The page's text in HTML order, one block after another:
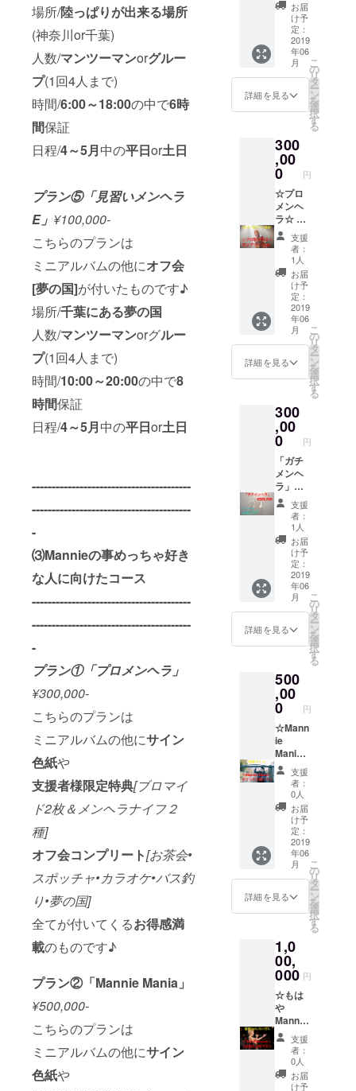
場所/陸っぱりが出来る場所
(神奈川or千葉)
人数/マンツーマンorグルー
プ(1回4人まで)
時間/6:00～18:00の中で6時
間保証
日程/4～5月中の平日or土日
プラン⑤「見習いメンヘラ
E」 ¥100,000-
こちらのプランは
ミニアルバムの他にオフ会
[夢の国]が付いたものです♪
場所/千葉にある夢の国
人数/マンツーマンorグルー
プ(1回4人まで)
時間/10:00～20:00の中で8
時間保証
日程/4～5月中の平日or土日
----------------------------------------
----------------------------------------
-
⑶Mannieの事めっちゃ好き
な人に向けたコース
----------------------------------------
----------------------------------------
-
プラン①「プロメンヘラ 」
¥300,000-
こちらのプランは
ミニアルバムの他にサイン
色紙や
支援者様限定特典[ブロマイ
ド2枚＆メンヘラナイフ２
種]
オフ会コンプリート[お茶会•
スポッチャ•カラオケ•バス釣
り•夢の国]
全てが付いてくるお得感満
載のものです♪
プラン②「Mannie Mania」
¥500,000-
こちらのプランは
ミニアルバムの他にサイン
色紙や
・マフ
ラータ
オル・
トート
バッグ
・ラ
バーバ
ンド・
コッ
シュ
バッグ
・パー
カー・T
シャツ
[サイズ
Free/XL
前後] そ
して
Mannie
の私物
プレゼ
ント(も
ちろん
サイン
入り!)
に オフ
会(遊園
地)付き
のプラ
ン 場所/
千葉に
ある夢
の国 人
ンorグ
ループ
(1回4人
まで) 時
間/10:0
0～
20:00の
中で8時
間保証
日程/4
～5月中
の平日
or土日
お届
け予
定：
2019
年06
月
詳細を見る
こ
の
リ
タ
ー
ン
を
選
択
す
る
300
,00
0 円
☆プロ
メンヘ
ラ☆ ミ
ニアル
バムの
他に ・
ブロマ
イドAB
＆メン
ヘラナ
イフAB
・オフ
会(A～
E)コン
プリー
紙付き
プラン
支援
者：
1人
お届
け予
定：
2019
年06
月
詳細を見る
こ
の
リ
タ
ー
ン
を
選
択
す
る
300
,00
0 円
「ガチ
メンヘ
ラ」
¥300,00
0- こち
らのプ
ランは
ミニア
ルバム
の他に
サイン
色紙や
支援者
様限定
特典[ブ
メンヘ
ラナイ
フ２
種] オ
フ会コ
ンプ
リート
[お買い
物•動物
園i•手料
理•水族
館＆遊
園地•夢
の国]
全てが
付いて
くるお
得感満
載のも
のです♪
支援
者：
1人
お届
け予
定：
2019
年06
月
詳細を見る
こ
の
リ
タ
ー
ン
を
選
択
す
る
500
,00
0 円
☆Mann
ie
Mania[
オリジ
ナル曲
付き]☆
ミニア
ルバム
の他に
・ブロ
マイド
AB＆メ
ンヘラ
ナイフ
AB ・オ
ンプ
リート
・サイ
ン色紙
付きプ
ラン そ
して...
・世界
に1つ
「あな
たに捧
げるオ
支援
者：
0人
お届
け予
定：
2019
年06
月
詳細を見る
こ
の
リ
タ
ー
ン
を
選
択
す
る
1,0
00,
000 円
☆もは
や
Mannie
☆ ミニ
アルバ
ムの他
に ・
ブロマ
支援
者：
0人
お届
け予